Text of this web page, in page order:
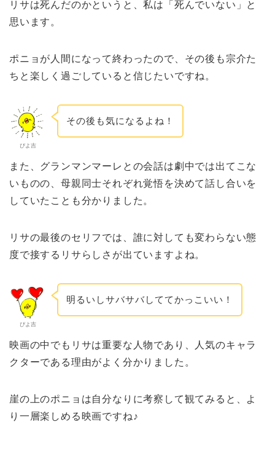
リサは死んだのかというと、私は「死んでいない」と
思います。
ポニョが人間になって終わったので、その後も宗介た
ちと楽しく過ごしていると信じたいですね。
ぴよ吉
その後も気になるよね！
また、グランマンマーレとの会話は劇中では出てこな
いものの、母親同士それぞれ覚悟を決めて話し合いを
していたことも分かりました。
リサの最後のセリフでは、誰に対しても変わらない態
度で接するリサらしさが出ていますよね。
ぴよ吉
明るいしサバサバしててかっこいい！
映画の中でもリサは重要な人物であり、人気のキャラ
クターである理由がよく分かりました。
崖の上のポニョは自分なりに考察して観てみると、よ
り一層楽しめる映画ですね♪